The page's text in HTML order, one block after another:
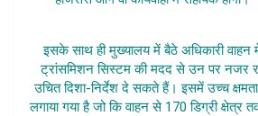
इसके साथ ही मुख्यालय में बैठे अधिकारी वाहन
ट्रांसमिशन सिस्टम की मदद से उन पर
उचित दिशा-निर्देश दे सकते हैं।इसमें उच्च
लगाया गया है जो कि वाहन से 170 डिग्री